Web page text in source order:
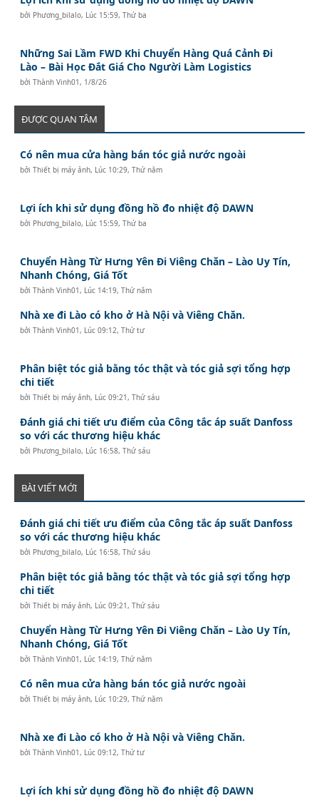
bởi Phương_bilalo, Lúc 15:59, Thứ ba
Những Sai Lầm FWD Khi Chuyển Hàng Quá Cảnh Đi
Lào – Bài Học Đắt Giá Cho Người Làm Logistics
bởiThành Vinh01 , 1/8/26
ĐƯỢC QUAN TÂM
Có nên mua cửa hàng bán tóc giả nước ngoài
bởiThiết bị máy ảnh, Lúc 10:29, Thứ năm
Lợi ích khi sử dụng đồng hồ đo nhiệt độ DAWN
bởi Phương_bilalo, Lúc 15:59, Thứ ba
Chuyển Hàng Từ Hưng Yên Đi Viêng Chăn – Lào Uy Tín,
Nhanh Chóng, Giá Tốt
bởiThành Vinh01 , Lúc 14:19, Thứ năm
Nhà xe đi Lào có kho ở Hà Nội và Viêng Chăn.
bởiThành Vinh01 , Lúc 09:12, Thứ tư
Phân biệt tóc giả bằng tóc thật và tóc giả sợi tổng hợp
chi tiết
bởiThiết bị máy ảnh, Lúc 09:21, Thứ sáu
Đánh giá chi tiết ưu điểm của Công tắc áp suất Danfoss
so với các thương hiệu khác
bởi Phương_bilalo, Lúc 16:58, Thứ sáu
BÀI VIẾT MỚI
Đánh giá chi tiết ưu điểm của Công tắc áp suất Danfoss
so với các thương hiệu khác
bởi Phương_bilalo, Lúc 16:58, Thứ sáu
Phân biệt tóc giả bằng tóc thật và tóc giả sợi tổng hợp
chi tiết
bởiThiết bị máy ảnh, Lúc 09:21, Thứ sáu
Chuyển Hàng Từ Hưng Yên Đi Viêng Chăn – Lào Uy Tín,
Nhanh Chóng, Giá Tốt
bởiThành Vinh01 , Lúc 14:19, Thứ năm
Có nên mua cửa hàng bán tóc giả nước ngoài
bởiThiết bị máy ảnh, Lúc 10:29, Thứ năm
Nhà xe đi Lào có kho ở Hà Nội và Viêng Chăn.
bởiThành Vinh01 , Lúc 09:12, Thứ tư
Lợi ích khi sử dụng đồng hồ đo nhiệt độ DAWN